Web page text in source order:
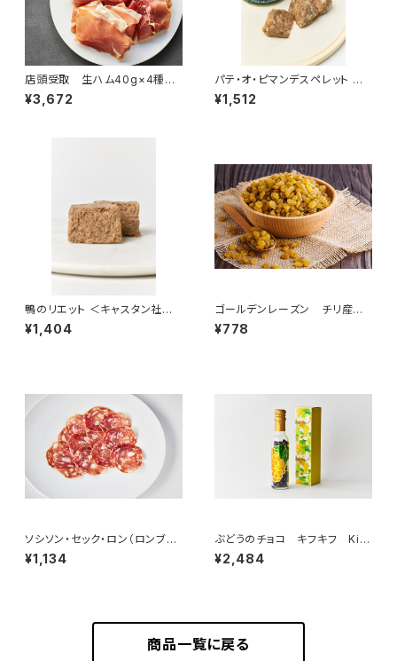
店頭受取 生ハム40g×4種
（3～4名様）＜フランス・バスク、
オーヴェルニ＞
¥3,672
パテ・オ・ピマンデスペレット ＜
ピエール・オテイザ＞(フランス・
バスク)
¥1,512
鴨のリエット ＜キャスタン社＞
(フランス)
¥1,404
ゴールデンレーズン チリ産 1
00g
¥778
ソシソン・セック・ロン（ロンブリ
デ） 50g ＜メゾン・ラボリー＞
(フランス・オーヴェルニュ)
¥1,134
ぶどうのチョコ キフキフ Kif-
Kif スリムボトル 95g
¥2,484
商品一覧に戻る